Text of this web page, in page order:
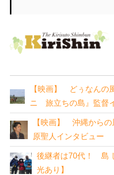
【映画】 どぅなんの
ニ 旅立ちの島』監督
【映画】 沖縄から
原聖人インタビュー
後継者は70代！ 島
光あり】